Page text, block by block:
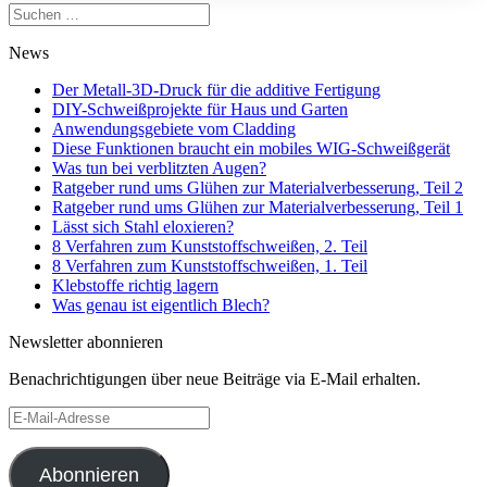
Suchen
nach:
News
Der Metall-3D-Druck für die additive Fertigung
DIY-Schweißprojekte für Haus und Garten
Anwendungsgebiete vom Cladding
Diese Funktionen braucht ein mobiles WIG-Schweißgerät
Was tun bei verblitzten Augen?
Ratgeber rund ums Glühen zur Materialverbesserung, Teil 2
Ratgeber rund ums Glühen zur Materialverbesserung, Teil 1
Lässt sich Stahl eloxieren?
8 Verfahren zum Kunststoffschweißen, 2. Teil
8 Verfahren zum Kunststoffschweißen, 1. Teil
Klebstoffe richtig lagern
Was genau ist eigentlich Blech?
Newsletter abonnieren
Benachrichtigungen über neue Beiträge via E-Mail erhalten.
E-
Mail-
Adresse
Abonnieren